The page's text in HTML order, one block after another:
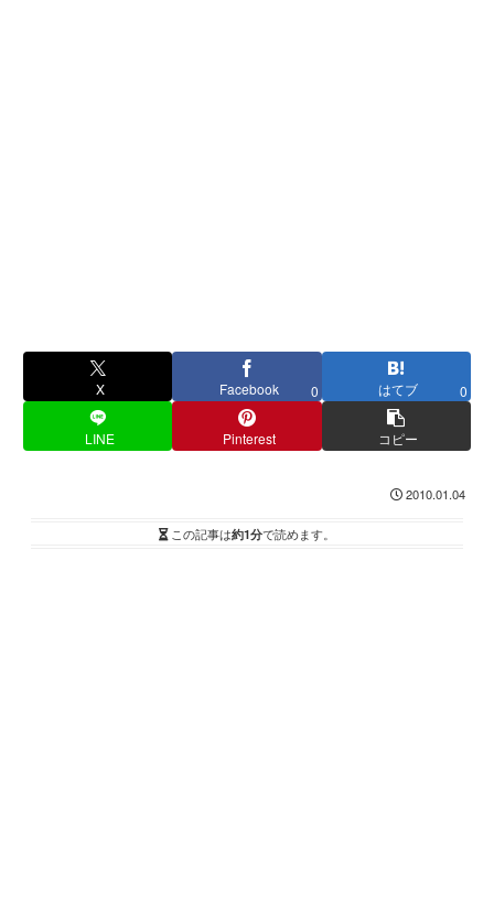
X Facebook 0 はてブ 0
LINE Pinterest コピー
2010.01.04
この記事は約1分で読めます。